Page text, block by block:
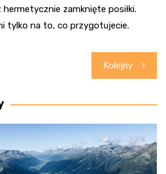
zamknięte posiłki.
tylko na to, co przygotujecie.
Kolejny